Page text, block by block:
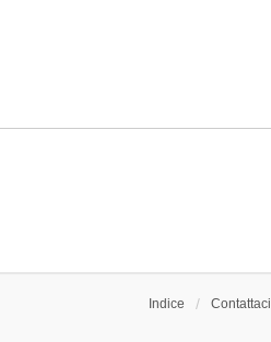
Indice Contattaci